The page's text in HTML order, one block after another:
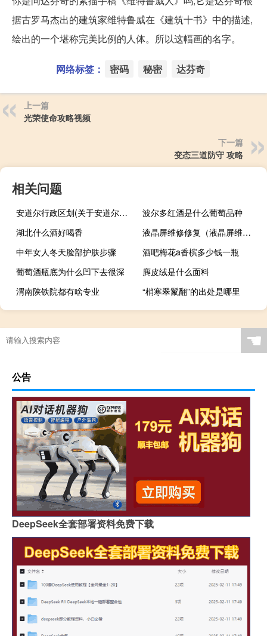
据古罗马杰出的建筑家维特鲁威在《建筑十书》中的描述,
绘出的一个堪称完美比例的人体。所以这幅画的名字。
网络标签： 密码 秘密 达芬奇
上一篇
光荣使命攻略视频
下一篇
变态三道防守 攻略
相关问题
安道尔行政区划(关于安道尔行政区划简述)
波尔多红酒是什么葡萄品种
湖北什么酒好喝香
液晶屏维修修复（液晶屏维修）
中年女人冬天脸部护肤步骤
酒吧梅花a香槟多少钱一瓶
葡萄酒瓶底为什么凹下去很深
麂皮绒是什么面料
渭南陕铁院都有啥专业
“梢寒翠鬣翻”的出处是哪里
☚
公告
DeepSeek全套部署资料免费下载